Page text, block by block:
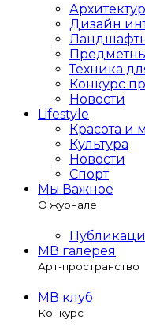
Дизайн
Техника
Конкурс
Новости
Lifestyle
Красота и
Культура
Новости
Спорт
Мы.Важное
О журнале
МВ галерея
Арт-пространство
МВ клуб
Конкурс